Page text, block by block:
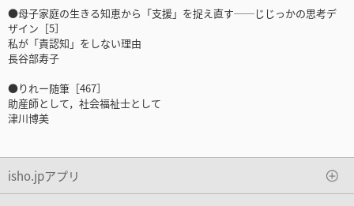
●母子家庭の生きる知恵から「支援」を捉え直す──じじっかの思考デ
ザイン［5］
私が「責認知」をしない理由
長谷部寿子
●りれー随筆［467］
助産師として，社会福祉士として
津川博美
isho.jpアプリ